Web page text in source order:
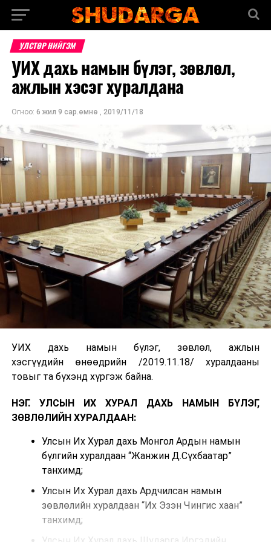
УЛСТӨР НИЙГЭМ
УИХ дахь намын бүлэг, зөвлөл,
ажлын хэсэг хуралдана
Огноо: 6 жил 9 сар.өмнө , 2019/11/18
УИХ дахь намын бүлэг, зөвлөл, ажлын
хэсгүүдийн өнөөдрийн /2019.11.18/ хуралдааны
товыг та бүхэнд хүргэж байна.
НЭГ. УЛСЫН ИХ ХУРАЛ ДАХЬ НАМЫН БҮЛЭГ,
ЗӨВЛӨЛИЙН ХУРАЛДААН:
Улсын Их Хурал дахь Монгол Ардын намын
бүлгийн хуралдаан “Жанжин Д.Сүхбаатар”
танхимд;
Улсын Их Хурал дахь Ардчилсан намын
зөвлөлийн хуралдаан “Их Эзэн Чингис хаан”
танхимд;